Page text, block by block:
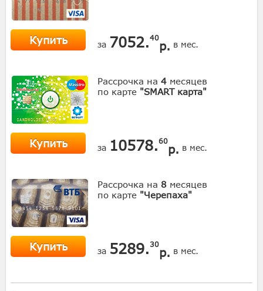
Купить за 7052.40
р. в мес.
Рассрочка на 4 месяцев
по карте "SMART карта"
Купить за 10578.60
р. в мес.
Рассрочка на 8 месяцев
по карте "Черепаха"
Купить за 5289. 30
р. в мес.